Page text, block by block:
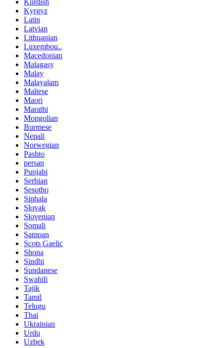
Kyrgyz
Latin
Latvian
Lithuanian
Luxembou..
Macedonian
Malagasy
Malay
Malayalam
Maltese
Maori
Marathi
Mongolian
Burmese
Nepali
Norwegian
Pashto
persan
Punjabi
Serbian
Sesotho
Sinhala
Slovak
Slovenian
Somali
Samoan
Scots Gaelic
Shona
Sindhi
Sundanese
Swahili
Tajik
Tamil
Telugu
Thai
Ukrainian
Urdu
Uzbek